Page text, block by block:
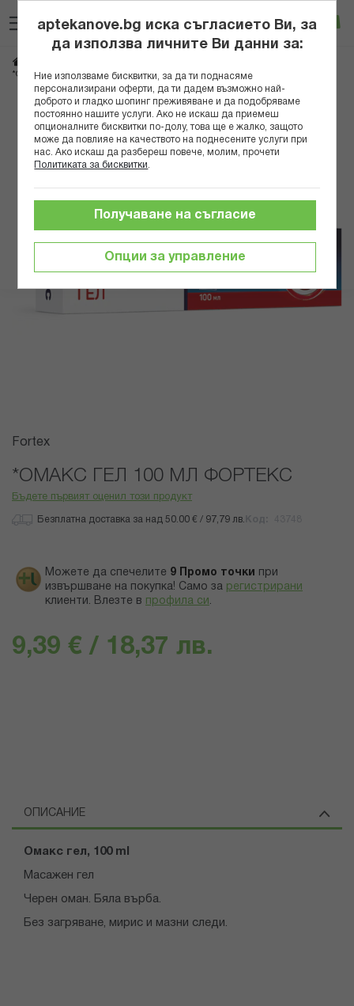
към
съдържанието
Вход
*ОМАКС ГЕЛ 100 МЛ ФОРТЕКС
Преминете
края
Преминете
началото
Fortex
*ОМАКС ГЕЛ 100 МЛ ФОРТЕКС
Бъдете първият оценил този продукт
Безплатна доставка за над 50.00 € / 97,79 лв.
Можете да спечелите 9 Промо точки
при
извършване на покупка! Само за регистрирани
клиенти. Влезте в профила си .
9,39 € / 18,37 лв.
ОПИСАНИЕ
Омакс гел, 100 ml
Масажен гел
Черен оман. Бяла върба.
Без загряване, мирис и мазни следи.
aptekanove.bg иска съгласието Ви, за
да използва личните Ви данни за:
Ние използваме бисквитки, за да ти поднасяме
персонализирани оферти, да ти дадем възможно най-
доброто и гладко шопинг преживяване и да подобряваме
постоянно нашите услуги. Ако не искаш да приемеш
опционалните бисквитки по-долу, това ще е жалко, защото
може да повлияе на качеството на поднесените услуги при
нас. Ако искаш да разбереш повече, молим, прочети
Политиката за бисквитки
Опции за управление
Получаване на съгласие